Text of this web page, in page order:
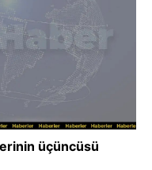
üçüncüsü